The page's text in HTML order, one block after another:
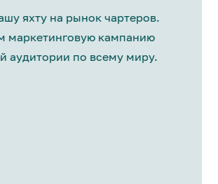
яхту на рынок чартеров.
маркетинговую кампанию
аудитории по всему миру.